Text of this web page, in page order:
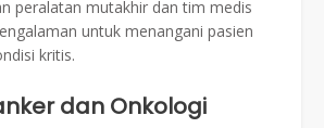
peralatan mutakhir dan tim medis
untuk menangani pasien
kritis.
dan Onkologi